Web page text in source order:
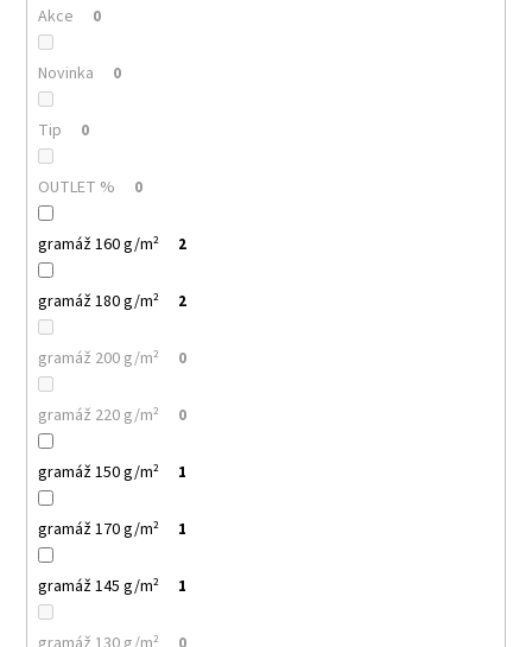
Akce 0
Novinka 0
Tip 0
OUTLET % 0
gramáž 160 g/m² 2
gramáž 180 g/m² 2
gramáž 200 g/m² 0
gramáž 220 g/m² 0
gramáž 150 g/m² 1
gramáž 170 g/m² 1
gramáž 145 g/m² 1
m
MALFINI
CITY
120
DÁMSKÉ
TRIČKO,
150
VOLNÝ
STŘIH
106
Kč